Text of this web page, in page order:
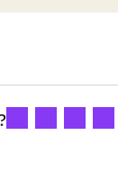
Ihre Bewertung: 1
Ihre Ihre